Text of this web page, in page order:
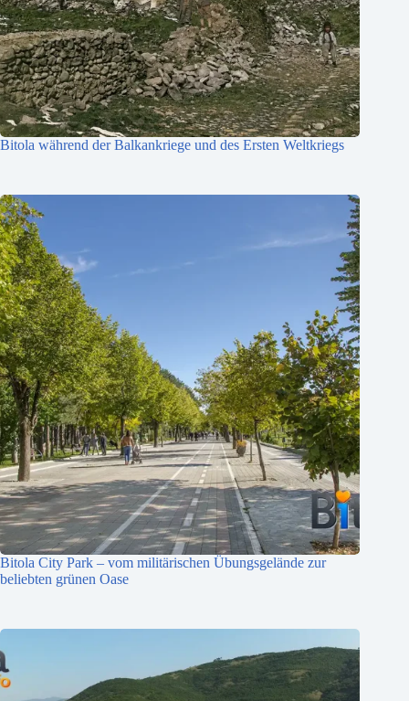
Bitola während der Balkankriege und des Ersten Weltkriegs
Bitola City Park – vom militärischen Übungsgelände zur
beliebten grünen Oase